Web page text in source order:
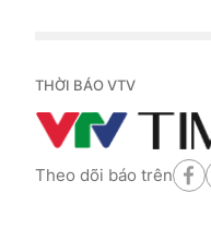
THỜI BÁO VTV
Theo dõi báo trên